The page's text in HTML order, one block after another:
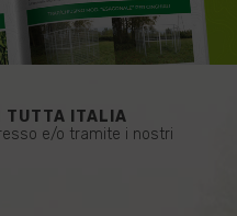
TUTTA ITALIA
e/o tramite i nostri